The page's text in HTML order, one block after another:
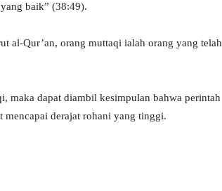
baik” (38:49).
al-Qur’an, orang muttaqi ialah orang yang telah
maka dapat diambil kesimpulan bahwa perintah
mencapai derajat rohani yang tinggi.